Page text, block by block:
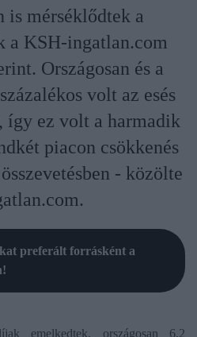
is mérséklődtek a
a KSH-ingatlan.com
Országosan és a
volt az esés
így ez volt a harmadik
piacon csökkenés
- közölte
preferált forrásként a
emelkedtek, országosan 6,2